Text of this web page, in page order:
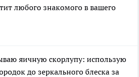
любого знакомого в вашего
яичную скорлупу: использую
до зеркального блеска за